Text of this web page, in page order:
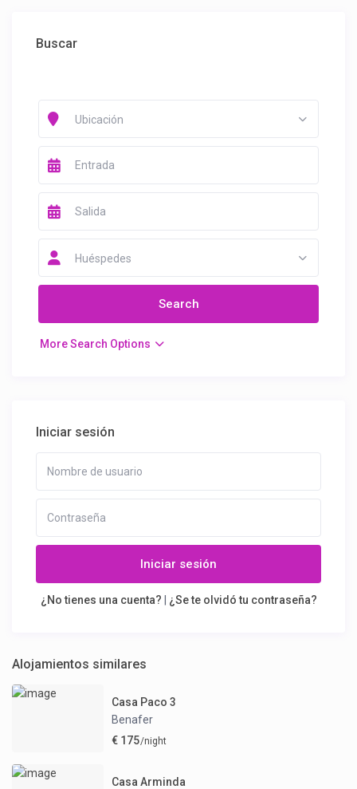
Buscar
Ubicación
Huéspedes
More Search Options
Iniciar sesión
Iniciar sesión
¿No tienes una cuenta? ¿Se te olvidó tu contraseña?
Alojamientos similares
Casa Paco 3
Benafer
€ 175/night
Casa Arminda